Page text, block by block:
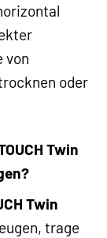
von
oder
Twin
Twin
trage